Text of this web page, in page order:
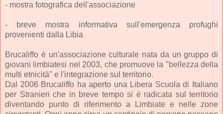
- mostra fotografica dell'associazione
- breve mostra informativa sull'emergenza profughi
provenienti dalla Libia
Brucaliffo è un'associazione culturale nata da un gruppo di
giovani limbiatesi nel 2003, che promuove la "bellezza della
multi etnicità" e l'integrazione sul territorio.
Dal 2006 Brucaliffo ha aperto una Libera Scuola di Italiano
per Stranieri che in breve tempo si è radicata sul territorio
diventando punto di riferimento a Limbiate e nelle zone